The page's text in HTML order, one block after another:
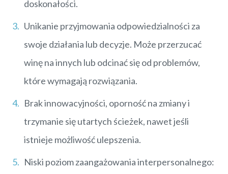
doskonałości.
Unikanie przyjmowania odpowiedzialności za
swoje działania lub decyzje. Może przerzucać
winę na innych lub odcinać się od problemów,
które wymagają rozwiązania.
Brak innowacyjności, oporność na zmiany i
trzymanie się utartych ścieżek, nawet jeśli
istnieje możliwość ulepszenia.
Niski poziom zaangażowania interpersonalnego: